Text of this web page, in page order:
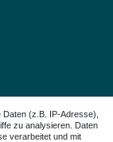
(z.B. IP-Adresse),
zu analysieren. Daten
verarbeitet und mit